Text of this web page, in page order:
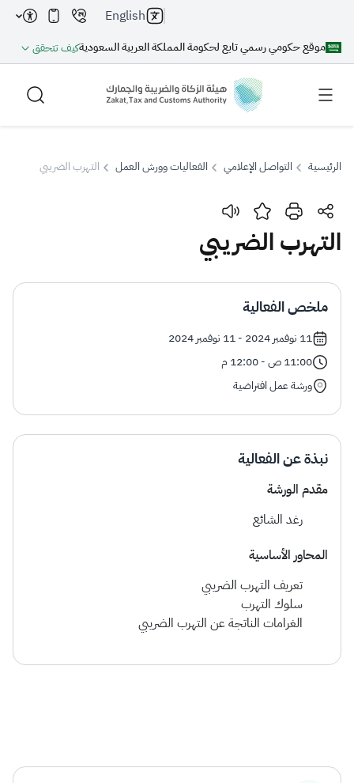
موقع حكومي رسمي تابع لحكومة المملكة العربية السعوديةكيف تتحقق
English
بحث
اقتراحات
الزكاة الجمارك
الإقرار الضريبي
الرئيسية التواصل الإعلامي الفعاليات وورش العمل التهرب الضريبي
التهرب الضريبي
ملخص الفعالية
11 نوفمبر 2024 - 11 نوفمبر 2024
11:00 ص - 12:00 م
ورشة عمل افتراضية
نبذة عن الفعالية
مقدم الورشة
رغد الشائع
المحاور الأساسية
​تعريف التهرب الضريبي
سلوك التهرب
الغرامات الناتجة عن التهرب الضريبي